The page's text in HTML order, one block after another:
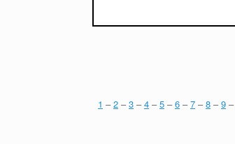
1 –2 –3 –4 –5 –6 –7 –8 –9 –